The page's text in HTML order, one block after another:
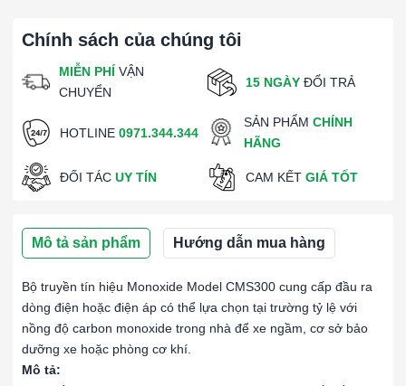
Chính sách của chúng tôi
MIỄN PHÍ VẬN
CHUYỂN
15 NGÀY ĐỔI TRẢ
HOTLINE 0971.344.344
SẢN PHẨMCHÍNH
HÃNG
ĐỐI TÁC UY TÍN CAM KẾT GIÁ TỐT
Mô tả sản phẩm Hướng dẫn mua hàng
Bộ truyền tín hiệu Monoxide Model CMS300 cung cấp đầu ra
dòng điện hoặc điện áp có thể lựa chọn tại trường tỷ lệ với
nồng độ carbon monoxide trong nhà để xe ngầm, cơ sở bảo
dưỡng xe hoặc phòng cơ khí.
Mô tả: